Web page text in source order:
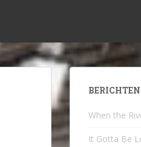
BERICHTEN
When the
It Gotta Be